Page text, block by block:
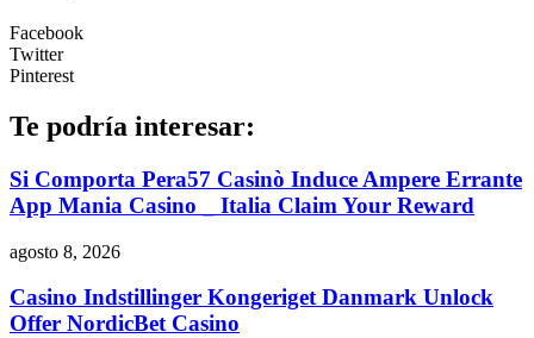
Facebook
Twitter
Pinterest
Te podría interesar:
Si Comporta Pera57 Casinò Induce Ampere Errante
App Mania Casino _ Italia Claim Your Reward
agosto 8, 2026
Casino Indstillinger Kongeriget Danmark Unlock
Offer NordicBet Casino